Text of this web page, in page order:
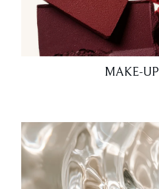
MAKE-UP